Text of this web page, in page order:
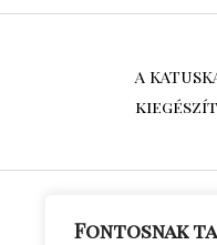
Fontosnak
A